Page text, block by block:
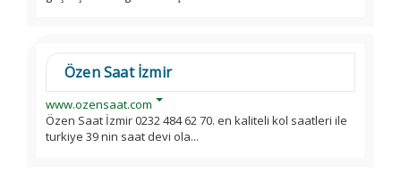
Özen Saat İzmir
www.ozensaat.com
Özen Saat İzmir 0232 484 62 70. en kaliteli kol saatleri ile
turkiye 39 nin saat devi ola...